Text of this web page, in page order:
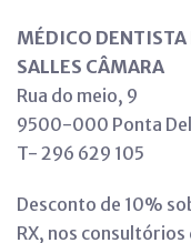
MÉDICO DENTISTA
SALLES CÂMARA
Rua do meio, 9
9500-000 Ponta
T- 296 629 105
Desconto de 10%
RX, nos